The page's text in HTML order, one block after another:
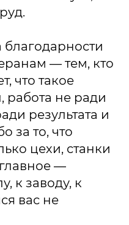
— тем, кто
что такое
работа не ради
результата и
за то, что
цехи, станки
—
к заводу, к
вас не